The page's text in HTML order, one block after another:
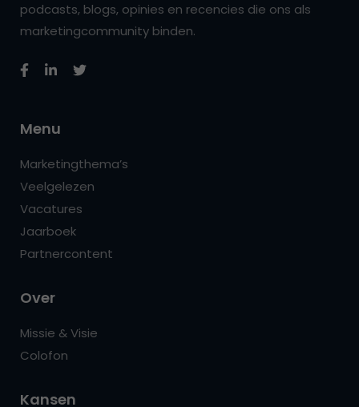
podcasts, blogs, opinies en recencies die ons als
marketingcommunity binden.
Menu
Marketingthema’s
Veelgelezen
Vacatures
Jaarboek
Partnercontent
Over
Missie & Visie
Colofon
Kansen